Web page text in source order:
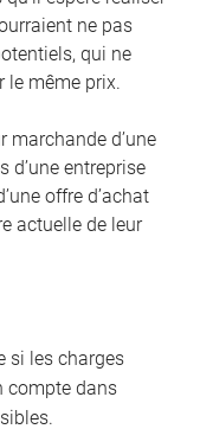
ne pas
qui ne
le même prix.
marchande d’une
d’une entreprise
offre d’achat
actuelle de leur
si les charges
compte dans